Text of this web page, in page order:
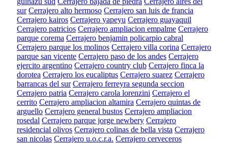
sur Cerrajero alto hermoso Cerrajero san luis de francia
Cerrajero kairos Cerrajero yapeyu Cerrajero guayaquil
Cerrajero patricios Cerrajero ampliacion empalme Cerrajero
parque corema Cerrajero benjamin policarpio cabral
Cerrajero parque los molinos Cerrajero villa corina Cerrajero
parque san vicente Cerrajero paso de los andes Cerrajero
ejercito argentino Cerrajero country club Cerrajero finca la
dorotea Cerrajero los eucaliptus Cerrajero suarez Cerrajero
barrancas del sur Cerrajero ferreyra segunda seccion
Cerrajero patria Cerrajero carola lorenzini Cerrajero el
cerrito Cerrajero ampliacion altamira Cerrajero quintas de
arguello Cerrajero general bustos Cerrajero ampliacion
rosedal Cerrajero parque jorge newbery Cerrajero
residencial olivos Cerrajero colinas de bella vista Cerrajero
san nicolas Cerrajero u.o.c.r.a. Cerrajero cerveceros